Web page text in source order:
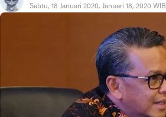
Sabtu, 18 Januari 2020, Januari 18, 2020 WIB